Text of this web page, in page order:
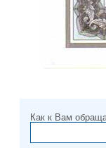
Как к Вам